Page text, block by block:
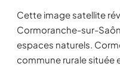
Cette image satellite
Cormoranche-sur-
espaces naturels.
commune rurale située